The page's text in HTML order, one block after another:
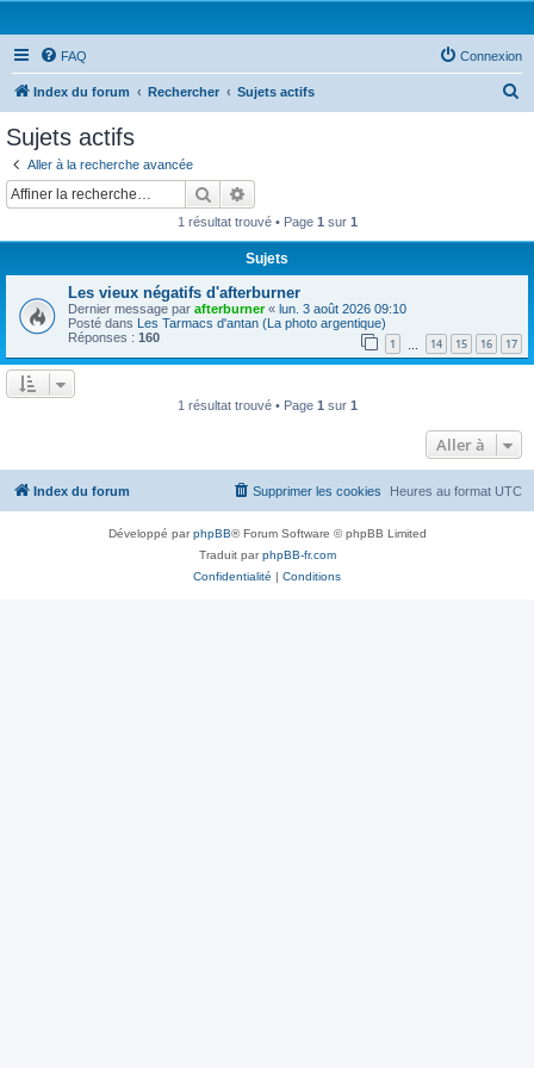
FAQ Connexion
Index du forum Rechercher Sujets actifs
Sujets actifs
Aller à la recherche avancée
Rechercher
1 résultat trouvé • Page 1 sur 1
Sujets
Les vieux négatifs d'afterburner
Dernier message par afterburner« lun. 3 août 2026 09:10
Posté dans Les Tarmacs d'antan (La photo argentique)
Réponses : 160 1 14 15 16 17
1 résultat trouvé • Page 1 sur 1
Aller à
Index du forum Heures au format UTC
Supprimer les cookies
Développé parphpBB® Forum Software © phpBB Limited
Traduit parphpBB-fr.com
Confidentialité | Conditions